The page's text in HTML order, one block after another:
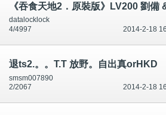
《吞食天地2．原裝版》LV200 劉備
datalocklock
2014-2-18
4/4997
退ts2.。。T.T 放野。自出真orHKD
smsm007890
2014-2-18
2/2067